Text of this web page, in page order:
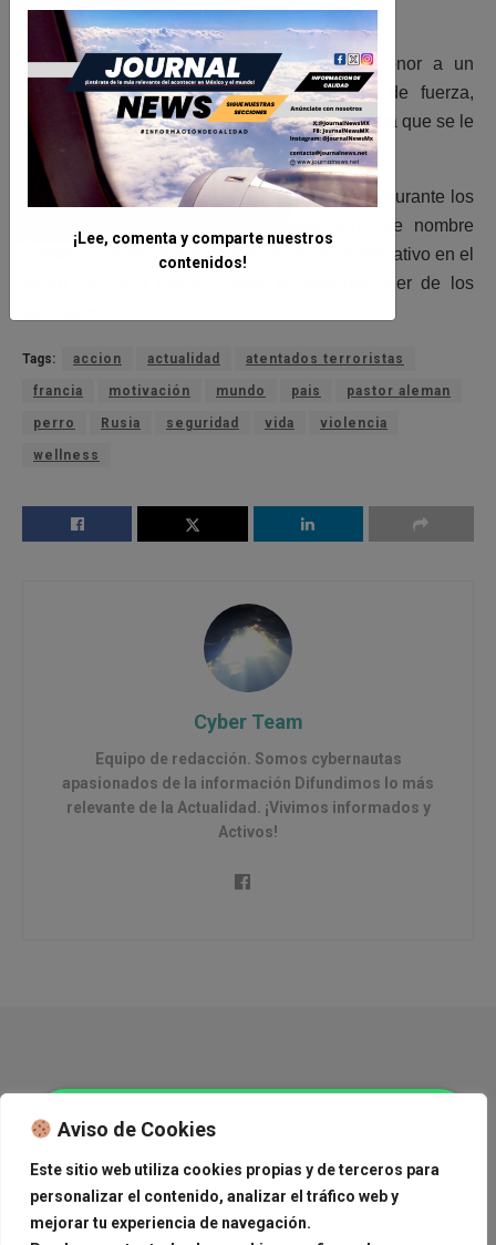
Aviso de Cookies
Este sitio web utiliza cookies propias y de terceros para
personalizar el contenido, analizar el tráfico web y
mejorar tu experiencia de navegación.
lucha en contra del terrorismo.
El el cachorro de nombre Dobrynja, en honor a un
legendario caballero ruso, es el símbolo de fuerza,
bondad y valentía. Además de la ayuda altruista que se le
brinda a los franceses.
El pastor belga que perdió la vida en Francia durante los
ataques terroristas era un hermoso perro de nombre
Diesel que falleció mientras realizaban un operativo en el
barrio de Saint Denis, contra el presunto líder de los
Tags: accion actualidad atentados terroristas
francia motivación mundo pais pastor aleman
perro Rusia seguridad vida violencia
wellness
Cyber Team
Equipo de redacción. Somos cybernautas
apasionados de la información Difundimos lo más
relevante de la Actualidad. ¡Vivimos informados y
Activos!
México Mundo Deportes Tendencias
Cine
Estilo de Vida
Medioambiente
Gourmand Corner
¡Lee, comenta y comparte nuestros
contenidos!
Journal News, anúnciate con nosotros,